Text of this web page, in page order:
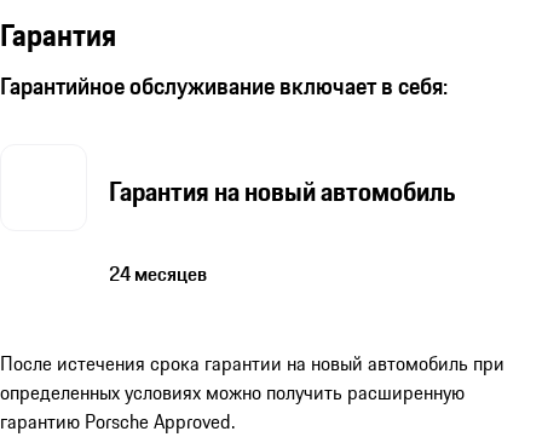
Гарантия
Гарантийное обслуживание включает в себя:
Гарантия на новый автомобиль
24 месяцев
После истечения срока гарантии на новый автомобиль при
определенных условиях можно получить расширенную
гарантию Porsche Approved.